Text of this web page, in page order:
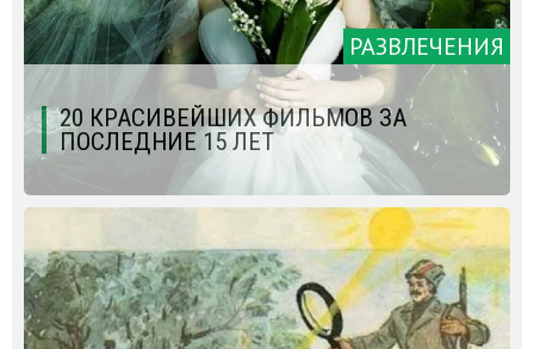
РАЗВЛЕЧЕНИЯ
20 КРАСИВЕЙШИХ ФИЛЬМОВ ЗА
ПОСЛЕДНИЕ 15 ЛЕТ